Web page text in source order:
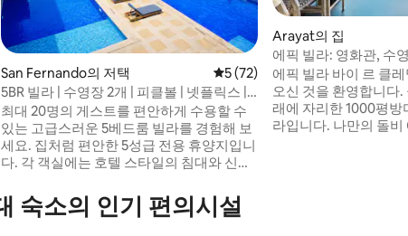
만점), 후기 183개
San Fernando의 저택 평점 5점(5점 만점), 후기 72개
5 (72)
5BR 빌라 | 수영장 2개 | 피클볼 | 넷플릭스 |
와이파이
최대 20명의 게스트를 편안하게 수용할 수
있는 고급스러운 5베드룸 빌라를 경험해 보
세요. 집처럼 편안한 5성급 전용 휴양지입니
다. 각 객실에는 호텔 스타일의 침대와 신선
어린이), 농구장, 파티오, 완비된 주방, 비디
오, 빠른 와이파이를 즐기세요. 넓고 현대적
Arayat의 집
에픽 빌라: 영화관, 수
에픽 빌라 바이 르 클
오신 것을 환영합니다
래에 자리한 1000평방
라입니다. 나만의 돌
숙소의 인기 편의시설